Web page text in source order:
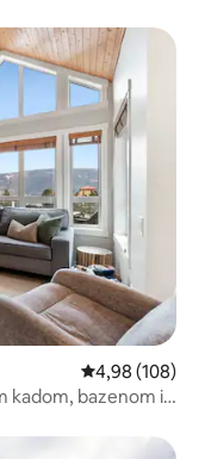
gosti”
Prosječna
4,98 (108)
kadom, bazenom i